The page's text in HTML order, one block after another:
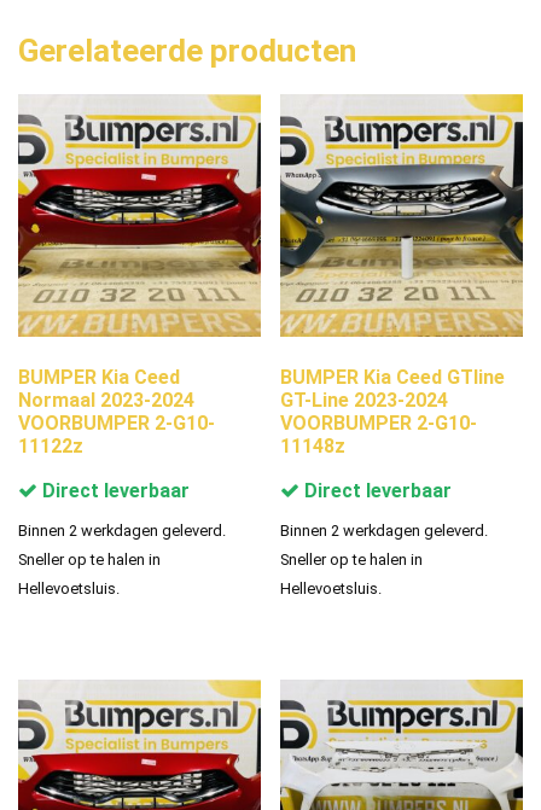
Gerelateerde producten
BUMPER Kia Ceed
Normaal 2023-2024
VOORBUMPER 2-G10-
11122z
Direct leverbaar
Binnen 2 werkdagen geleverd.
Sneller op te halen in
Hellevoetsluis.
BUMPER Kia Ceed GTline
GT-Line 2023-2024
VOORBUMPER 2-G10-
11148z
Direct leverbaar
Binnen 2 werkdagen geleverd.
Sneller op te halen in
Hellevoetsluis.